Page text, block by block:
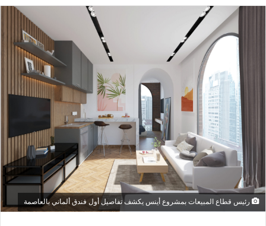
رئيس قطاع المبيعات بمشروع أينس يكشف تفاصيل أول فندق ألماني بالعاصمة